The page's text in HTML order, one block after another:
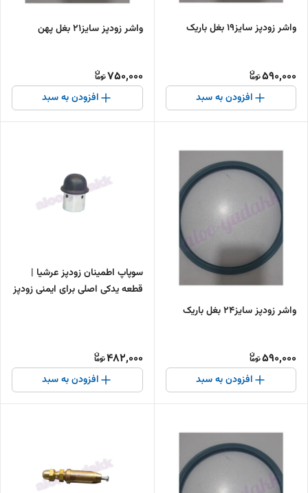
واشر زودپز سایز۱۹ بغل باریک
590,000
افزودن به سبد
واشر زودپز سایز۲۱ بغل پهن
750,000
افزودن به سبد
واشر زودپز سایز۲۴ بغل باریک
590,000
افزودن به سبد
سوپاپ اطمینان زودپز عرشیا |
قطعه یدکی اصلی برای ایمنی زودپز
482,000
افزودن به سبد